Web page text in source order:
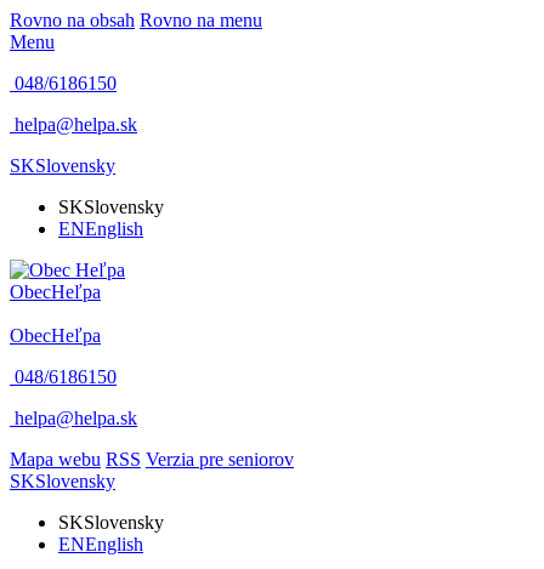
Rovno na obsah Rovno na menu
Menu
048/6186150
helpa@helpa.sk
SKSlovensky
SKSlovensky
ENEnglish
ObecHeľpa
ObecHeľpa
048/6186150
helpa@helpa.sk
Mapa webu RSS Verzia pre seniorov
SKSlovensky
SKSlovensky
ENEnglish